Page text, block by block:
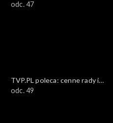
ciekawostki
odc. 47
TVP.PL poleca: cenne rady i
ciekawostki
odc. 49